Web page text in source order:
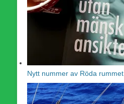
Nytt nummer av Röda rummet